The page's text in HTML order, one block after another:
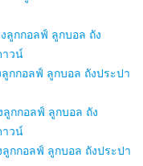
ลูกกอลฟ์ ลูกบอล ถัง
วน์
กกอลฟ์ ลูกบอล ถังประปา
กกอลฟ์ ลูกบอล ถัง
วน์
กกอลฟ์ ลูกบอล ถังประปา